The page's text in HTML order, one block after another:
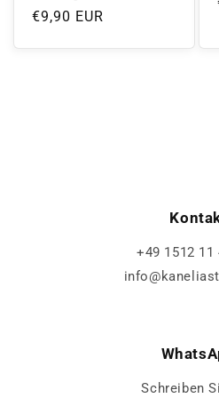
Normaler
€9,90 EUR
+49 1512 11
Schreiben